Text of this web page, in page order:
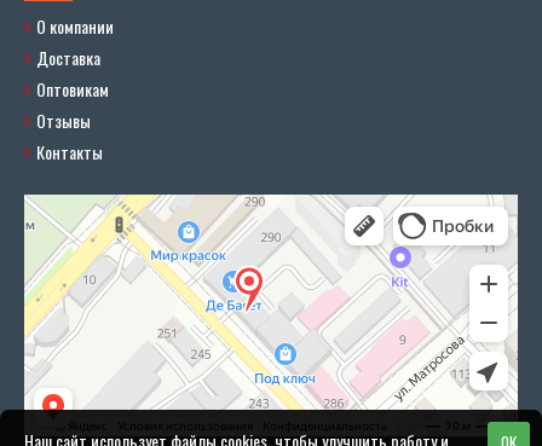
О компании
Доставка
Оптовикам
Отзывы
Контакты
Наш сайт использует файлы cookies, чтобы улучшить работу и